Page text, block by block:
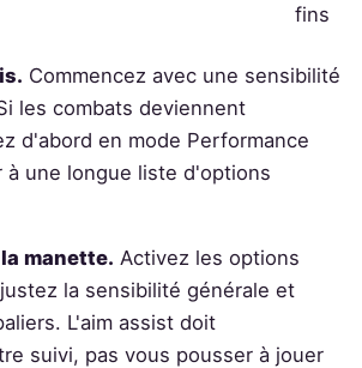
fins
Commencez avec une sensibilité
les combats deviennent
d'abord en mode Performance
à une longue liste d'options
manette. Activez les options
la sensibilité générale et
L'aim assist doit
suivi, pas vous pousser à jouer